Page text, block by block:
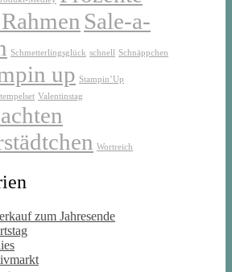
Sale-a-
Schmetterlingsglück schnell Schnäppchen
up Stampin’Up
Valentinstag
Wortreich
zum Jahresende